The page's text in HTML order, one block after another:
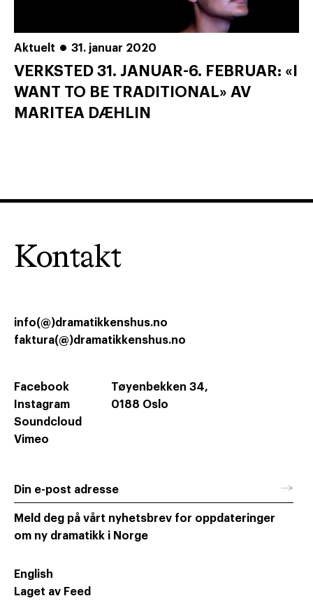
Aktuelt 31. januar 2020
VERKSTED 31. JANUAR-6. FEBRUAR: «I
WANT TO BE TRADITIONAL» AV
MARITEA DÆHLIN
Kontakt
Tøyenbekken 34,
0188 Oslo
info(@)dramatikkenshus.no
faktura(@)dramatikkenshus.no
Facebook
Instagram
Soundcloud
Vimeo
Din e-post adresse →
Meld deg på vårt nyhetsbrev for oppdateringer
om ny dramatikk i Norge
English
Laget av Feed